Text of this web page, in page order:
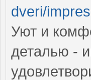
dveri/
Уют и
деталью -